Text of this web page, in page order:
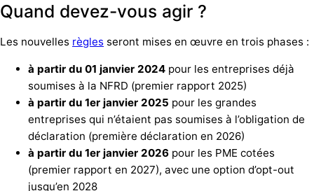
Quand devez-vous agir ?
Les nouvelles règles seront mises en œuvre en trois phases :
à partir du 01 janvier 2024 pour les entreprises déjà
soumises à la NFRD (premier rapport 2025)
à partir du 1er janvier 2025 pour les grandes
entreprises qui n’étaient pas soumises à l’obligation de
déclaration (première déclaration en 2026)
à partir du 1er janvier 2026 pour les PME cotées
(premier rapport en 2027), avec une option d’opt-out
jusqu’en 2028